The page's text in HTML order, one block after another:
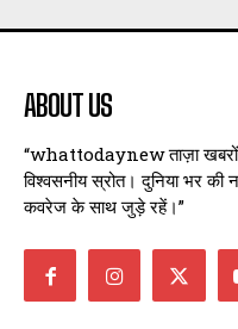
ABOUT US
“whattodaynew ताज़ा
विश्वसनीय स्रोत। दुनिया भर की
कवरेज के साथ जुड़े रहें।”